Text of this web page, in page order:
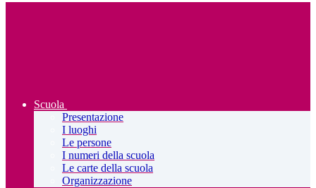
Scuola
Presentazione
I luoghi
Le persone
I numeri della scuola
Le carte della scuola
Organizzazione